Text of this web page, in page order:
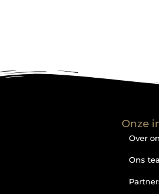
Onze
Over
Ons